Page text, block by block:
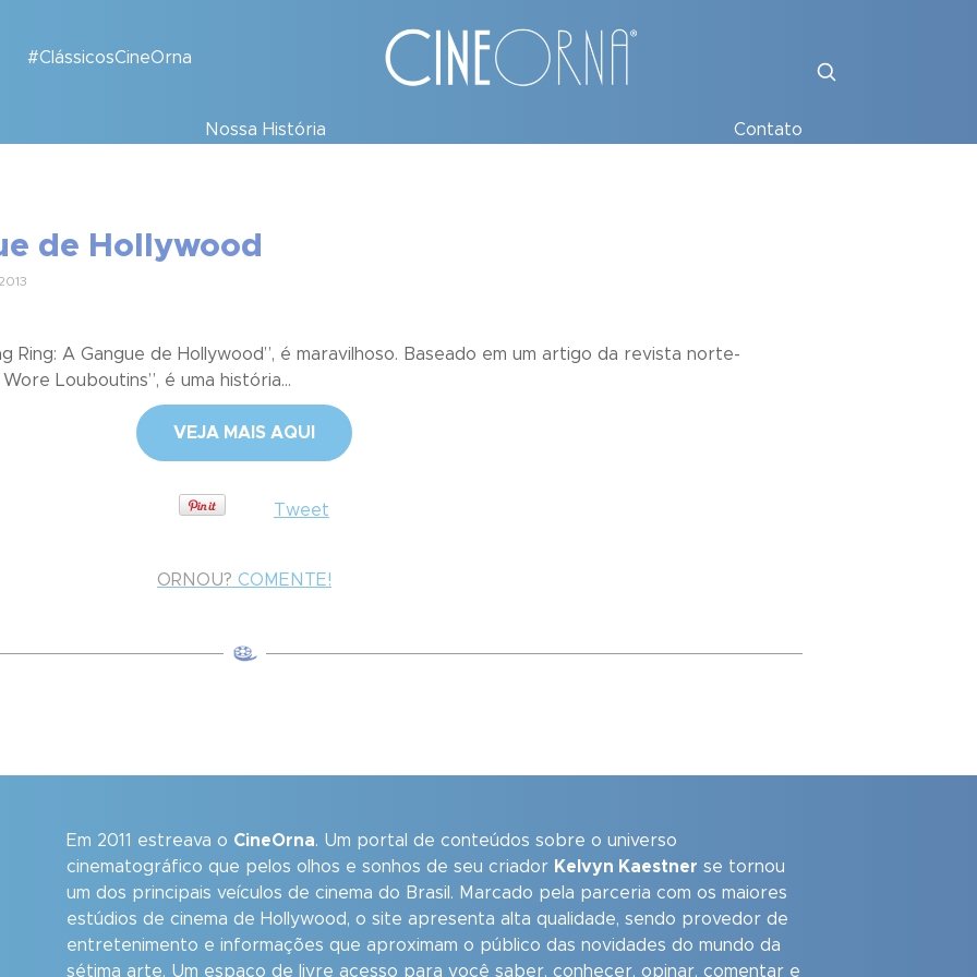
#ClássicosCineOrna
Nossa História Contato
de Hollywood
Ring: A Gangue de Hollywood”, é maravilhoso. Baseado em um artigo da revista norte-
Louboutins”, é uma história...
VEJA MAIS AQUI
Tweet
ORNOU? COMENTE!
Em 2011 estreava o CineOrna. Um portal de conteúdos sobre o universo
cinematográfico que pelos olhos e sonhos de seu criador Kelvyn Kaestner se tornou
um dos principais veículos de cinema do Brasil. Marcado pela parceria com os maiores
estúdios de cinema de Hollywood, o site apresenta alta qualidade, sendo provedor de
entretenimento e informações que aproximam o público das novidades do mundo da
sétima arte. Um espaço de livre acesso para você saber, conhecer, opinar, comentar e